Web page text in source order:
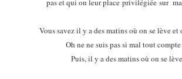
pas et qui on leur place privilégiée sur
Vous savez il y a des matins où on se lève et
Oh ne ne suis pas si mal tout
Puis, il y a des matins où on se